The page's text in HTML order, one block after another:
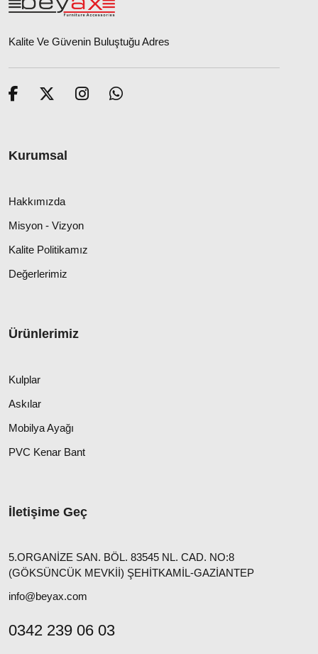
Kalite Ve Güvenin Buluştuğu Adres
Kurumsal
Hakkımızda
Misyon - Vizyon
Kalite Politikamız
Değerlerimiz
Ürünlerimiz
Kulplar
Askılar
Mobilya Ayağı
PVC Kenar Bant
İletişime Geç
5.ORGANİZE SAN. BÖL. 83545 NL. CAD. NO:8
(GÖKSÜNCÜK MEVKİİ) ŞEHİTKAMİL-GAZİANTEP
info@beyax.com
0342 239 06 03